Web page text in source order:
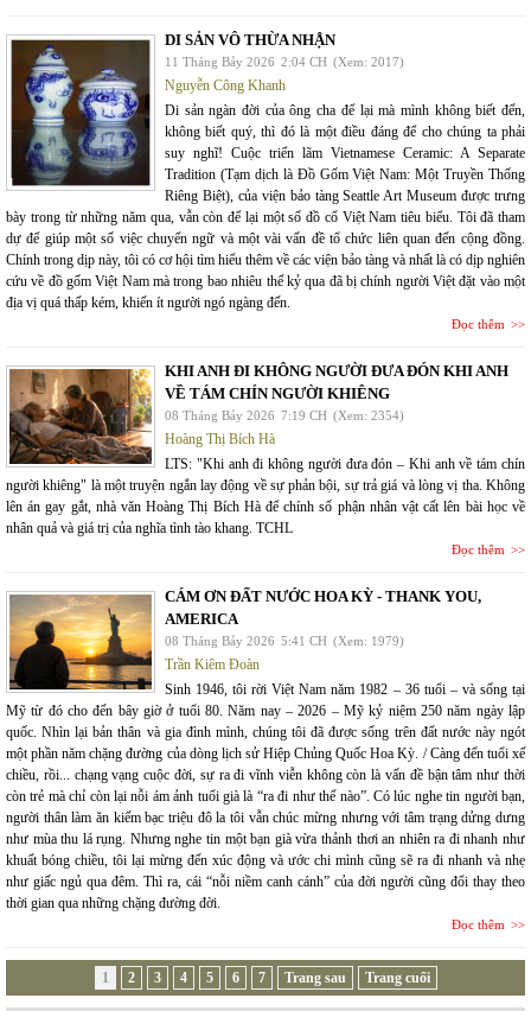
DI SẢN VÔ THỪA NHẬN
11 Tháng Bảy 2026 2:04 CH (Xem: 2017)
Nguyễn Công Khanh
Di sản ngàn đời của ông cha để lại mà mình không biết đến,
không biết quý, thì đó là một điều đáng để cho chúng ta phải
suy nghĩ! Cuộc triển lãm Vietnamese Ceramic: A Separate
Tradition (Tạm dịch là Đồ Gốm Việt Nam: Một Truyền Thống
Riêng Biệt), của viện bảo tàng Seattle Art Museum được trưng
bày trong từ những năm qua, vẫn còn để lại một số đồ cổ Việt Nam tiêu biểu. Tôi đã tham
dự để giúp một số việc chuyển ngữ và một vài vấn đề tổ chức liên quan đến cộng đồng.
Chính trong dịp này, tôi có cơ hội tìm hiểu thêm về các viện bảo tàng và nhất là có dịp nghiên
cứu về đồ gốm Việt Nam mà trong bao nhiêu thế kỷ qua đã bị chính người Việt đặt vào một
địa vị quá thấp kém, khiến ít người ngó ngàng đến.
Đọc thêm
KHI ANH ĐI KHÔNG NGƯỜI ĐƯA ĐÓN KHI ANH
VỀ TÁM CHÍN NGƯỜI KHIÊNG
08 Tháng Bảy 2026 7:19 CH (Xem: 2354)
Hoàng Thị Bích Hà
LTS: "Khi anh đi không người đưa đón – Khi anh về tám chín
người khiêng" là một truyện ngắn lay động về sự phản bội, sự trả giá và lòng vị tha. Không
lên án gay gắt, nhà văn Hoàng Thị Bích Hà để chính số phận nhân vật cất lên bài học về
nhân quả và giá trị của nghĩa tình tào khang. TCHL
Đọc thêm
CÁM ƠN ĐẤT NƯỚC HOA KỲ - THANK YOU,
AMERICA
08 Tháng Bảy 2026 5:41 CH (Xem: 1979)
Trần Kiêm Đoàn
Sinh 1946, tôi rời Việt Nam năm 1982 – 36 tuổi – và sống tại
Mỹ từ đó cho đến bây giờ ở tuổi 80. Năm nay – 2026 – Mỹ kỷ niệm 250 năm ngày lập
quốc. Nhìn lại bản thân và gia đình mình, chúng tôi đã được sống trên đất nước này ngót
một phần năm chặng đường của dòng lịch sử Hiệp Chủng Quốc Hoa Kỳ. / Càng đến tuổi xế
chiều, rồi... chạng vạng cuộc đời, sự ra đi vĩnh viễn không còn là vấn đề bận tâm như thời
còn trẻ mà chỉ còn lại nỗi ám ảnh tuổi già là “ra đi như thế nào”. Có lúc nghe tin người bạn,
người thân làm ăn kiếm bạc triệu đô la tôi vẫn chúc mừng nhưng với tâm trạng dửng dưng
như mùa thu lá rụng. Nhưng nghe tin một bạn già vừa thảnh thơi an nhiên ra đi nhanh như
khuất bóng chiều, tôi lại mừng đến xúc động và ước chi mình cũng sẽ ra đi nhanh và nhẹ
như giấc ngủ qua đêm. Thì ra, cái “nỗi niềm canh cánh” của đời người cũng đổi thay theo
thời gian qua những chặng đường đời.
Đọc thêm
1 2 3 4 5 6 7 Trang sau Trang cuối